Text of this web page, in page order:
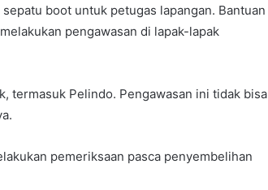
boot untuk petugas lapangan. Bantuan
pengawasan di lapak-lapak
termasuk Pelindo. Pengawasan ini tidak bisa
pemeriksaan pasca penyembelihan